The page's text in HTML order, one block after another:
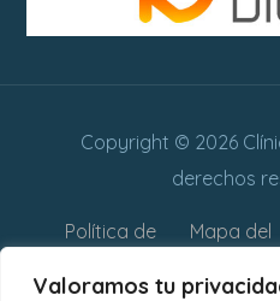
Valoramos tu
Copyright © 2026
derechos
Política de
Mapa del